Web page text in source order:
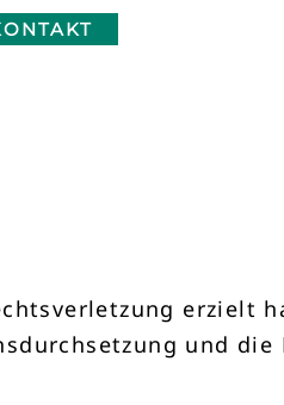
erzielt
und die